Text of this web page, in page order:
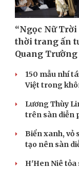
“Ngọc Nữ Trời
thời trang ấn
Quang Trường
150 mẫu nhí
Việt trong
Lương Thùy
trên sàn diễn
Biển xanh, vỏ
tạo nên sàn
H'Hen Niê